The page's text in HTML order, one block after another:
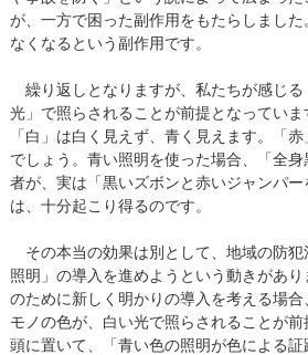
が、一方で困った副作用をもたらしまし
なくなるという副作用です。
繰り返しとなりますが、私たちが感じる
光」で照らされることが前提となってい
「白」は白く見えず、青く見えます。「
でしょう。青い照明を使った場合、「全
者が、実は「黒いズボンと赤いジャンパ
は、十分起こり得るのです。
その本当の効果は別として、地域の防犯
照明」の導入を進めようという動きがあり
のために新しく明かりの導入を考える場
モノの色が、白い光で照らされることが
頭に置いて、「青い色の照明が色による